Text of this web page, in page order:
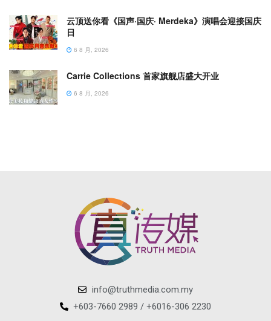
云顶送你看《国声·国庆· Merdeka》演唱会迎接国庆
日
6 8 月, 2026
Carrie Collections 首家旗舰店盛大开业
6 8 月, 2026
info@truthmedia.com.my
+603-7660 2989 / +6016-306 2230